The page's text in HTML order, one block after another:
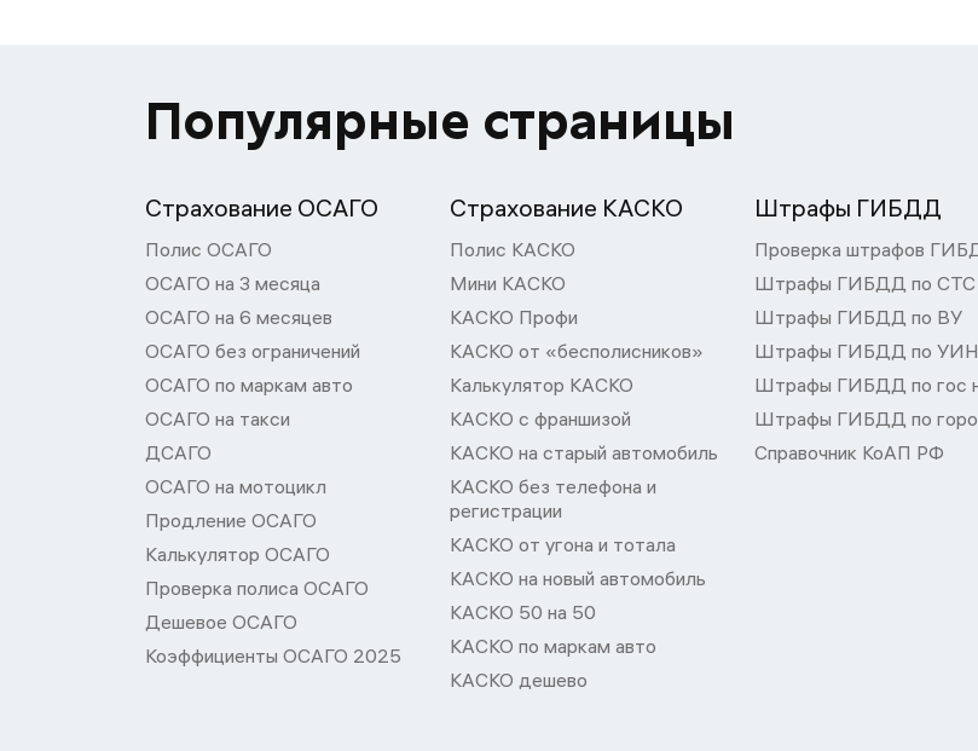
Популярные страницы
Страхование ОСАГО
Полис ОСАГО
ОСАГО на 3 месяца
ОСАГО на 6 месяцев
ОСАГО без ограничений
ОСАГО по маркам авто
ОСАГО на такси
ДСАГО
ОСАГО на мотоцикл
Продление ОСАГО
Калькулятор ОСАГО
Проверка полиса ОСАГО
Дешевое ОСАГО
Коэффициенты ОСАГО 2025
Страхование КАСКО
Полис КАСКО
Мини КАСКО
КАСКО Профи
КАСКО от «бесполисников»
Калькулятор КАСКО
КАСКО с франшизой
КАСКО на старый автомобиль
КАСКО без телефона и
регистрации
КАСКО от угона и тотала
КАСКО на новый автомобиль
КАСКО 50 на 50
КАСКО по маркам авто
КАСКО дешево
Штрафы ГИБДД
Проверка штрафов
Штрафы ГИБДД по СТС
Штрафы ГИБДД по ВУ
Штрафы ГИБДД по УИН
Штрафы ГИБДД по гос
Штрафы ГИБДД по
Справочник КоАП РФ